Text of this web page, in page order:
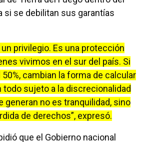
si se debilitan sus garantías
un privilegio. Es una protección
vivimos en el sur del país. Si
cambian la forma de calcular
todo sujeto a la discrecionalidad
generan no es tranquilidad, sino
de derechos”, expresó.
que el Gobierno nacional